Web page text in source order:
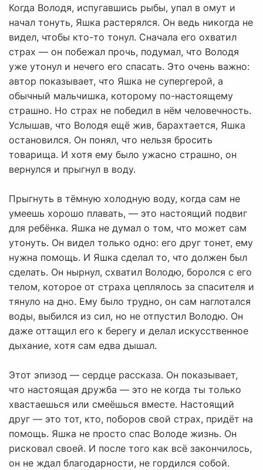
Когда Володя, испугавшись рыбы, упал в омут и
начал тонуть, Яшка растерялся. Он ведь никогда не
видел, чтобы кто-то тонул. Сначала его охватил
страх — он побежал прочь, подумал, что Володя
уже утонул и нечего его спасать. Это очень важно:
автор показывает, что Яшка не супергерой, а
обычный мальчишка, которому по-настоящему
страшно. Но страх не победил в нём человечность.
Услышав, что Володя ещё жив, барахтается, Яшка
остановился. Он понял, что нельзя бросить
товарища. И хотя ему было ужасно страшно, он
вернулся и прыгнул в воду.
Прыгнуть в тёмную холодную воду, когда сам не
умеешь хорошо плавать, — это настоящий подвиг
для ребёнка. Яшка не думал о том, что может сам
утонуть. Он видел только одно: его друг тонет, ему
нужна помощь. И Яшка сделал то, что должен был
сделать. Он нырнул, схватил Володю, боролся с его
телом, которое от страха цеплялось за спасителя и
тянуло на дно. Ему было трудно, он сам наглотался
воды, выбился из сил, но не отпустил Володю. Он
даже оттащил его к берегу и делал искусственное
дыхание, хотя сам едва дышал.
Этот эпизод — сердце рассказа. Он показывает,
что настоящая дружба — это не когда ты только
хвастаешься или смеёшься вместе. Настоящий
друг — это тот, кто, поборов свой страх, придёт на
помощь. Яшка не просто спас Володе жизнь. Он
рисковал своей. И после того как всё закончилось,
он не ждал благодарности, не гордился собой.